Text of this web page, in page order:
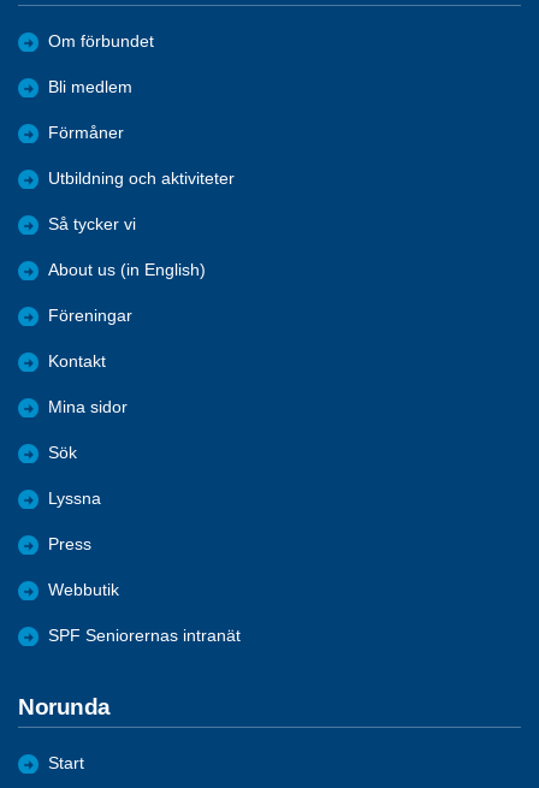
Om förbundet
Bli medlem
Förmåner
Utbildning och aktiviteter
Så tycker vi
About us (in English)
Föreningar
Kontakt
Mina sidor
Sök
Lyssna
Press
Webbutik
SPF Seniorernas intranät
Norunda
Start